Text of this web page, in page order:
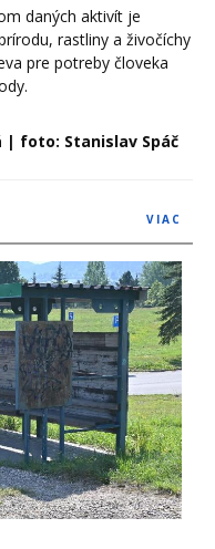
daných aktivít je
rastliny a živočíchy
pre potreby človeka
| foto: Stanislav Spáč
VIAC